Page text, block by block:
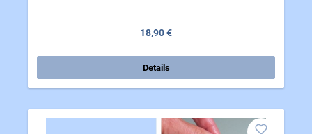
Regulärer Preis:
18,90 €
Details